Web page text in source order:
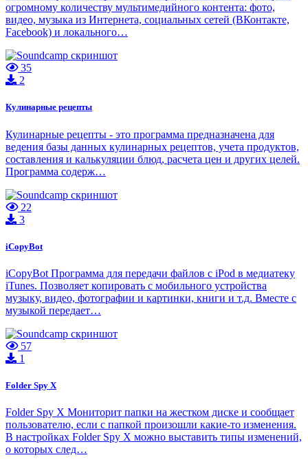
огромному количеству мультимедийного контента: фото,
видео, музыка из Интернета, социальных сетей (ВКонтакте,
Facebook) и локального…
35
2
Кулинарные рецепты
Кулинарные рецепты - это программа предназначена для
ведения базы данных кулинарных рецептов, учета продуктов,
составления и калькуляции блюд, расчета цен и других целей.
Программа содерж…
22
3
iCopyBot
iCopyBot Программа для передачи файлов с iPod в медиатеку
iTunes. Позволяет копировать с мобильного устройства
музыку, видео, фотографии и картинки, книги и т.д. Вместе с
музыкой передает…
57
1
Folder Spy X
Folder Spy X Мониторит папки на жестком диске и сообщает
пользователю, если с папкой произошли какие-то изменения.
В настройках Folder Spy X можно выставить типы изменений,
о которых след…